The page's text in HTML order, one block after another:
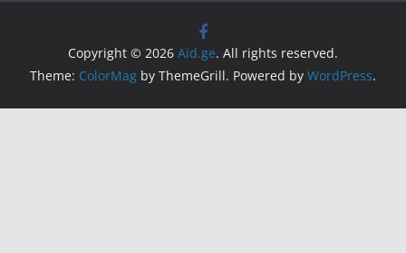
Copyright © 2026 Aid.ge. All rights reserved.
Theme: ColorMag by ThemeGrill. Powered by WordPress.